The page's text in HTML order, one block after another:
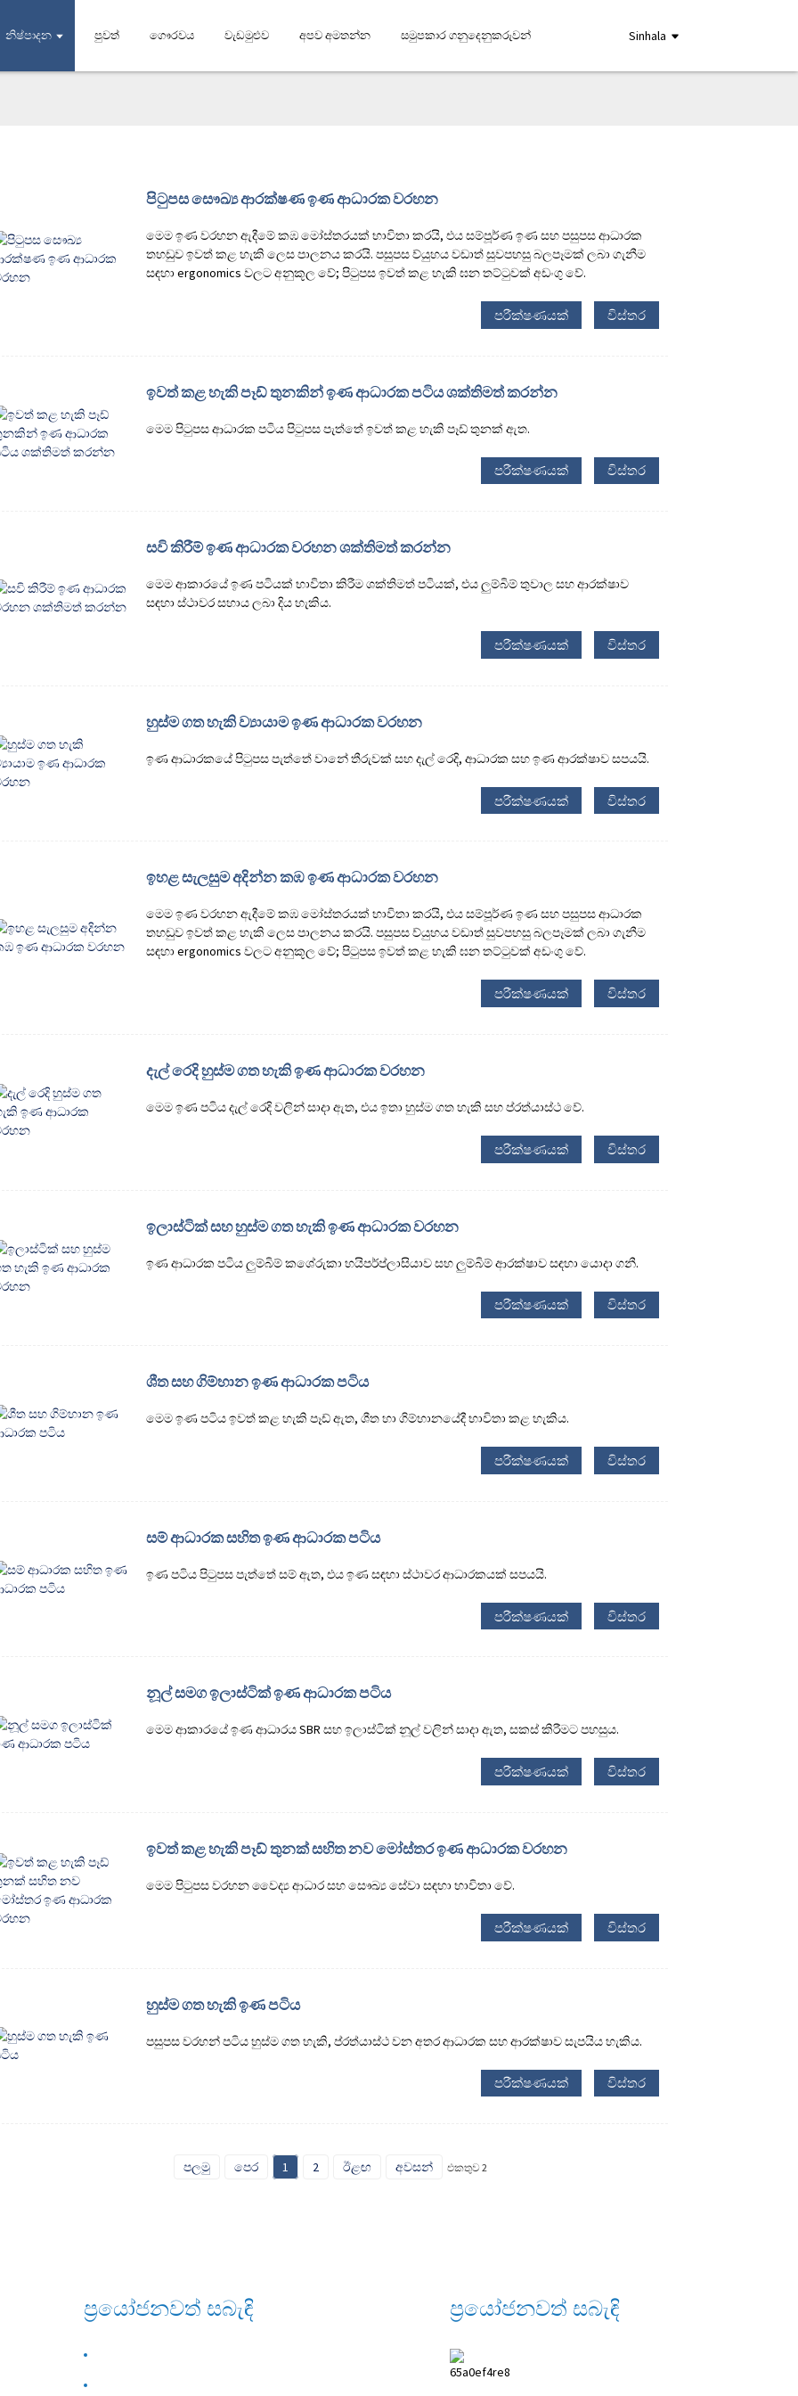
නිෂ්පාදන පුවත් ගෞරවය වැඩමුළුව අපව අමතන්න සමුපකාර ගනුදෙනුකරුවන් Sinhala
පිටුපස සෞඛ්‍ය ආරක්ෂණ ඉණ ආධාරක වරහන
මෙම ඉණ වරහන ඇදීමේ කඹ මෝස්තරයක් භාවිතා කරයි, එය සම්පූර්ණ ඉණ සහ පසුපස ආධාරක
තහඩුව ඉවත් කළ හැකි ලෙස පාලනය කරයි. පසුපස ව්යුහය වඩාත් සුවපහසු බලපෑමක් ලබා ගැනීම
සඳහා ergonomics වලට අනුකූල වේ; පිටුපස ඉවත් කළ හැකි ඝන තට්ටුවක් අඩංගු වේ.
පරීක්ෂණයක් විස්තර
ඉවත් කළ හැකි පෑඩ් තුනකින් ඉණ ආධාරක පටිය ශක්තිමත් කරන්න
මෙම පිටුපස ආධාරක පටිය පිටුපස පැත්තේ ඉවත් කළ හැකි පෑඩ් තුනක් ඇත.
පරීක්ෂණයක් විස්තර
සවි කිරීම් ඉණ ආධාරක වරහන ශක්තිමත් කරන්න
මෙම ආකාරයේ ඉණ පටියක් භාවිතා කිරීම ශක්තිමත් පටියක්, එය ලුම්බිම් තුවාල සහ ආරක්ෂාව
සඳහා ස්ථාවර සහාය ලබා දිය හැකිය.
පරීක්ෂණයක් විස්තර
හුස්ම ගත හැකි ව්‍යායාම ඉණ ආධාරක වරහන
ඉණ ආධාරකයේ පිටුපස පැත්තේ වානේ තීරුවක් සහ දැල් රෙදි, ආධාරක සහ ඉණ ආරක්ෂාව සපයයි.
පරීක්ෂණයක් විස්තර
ඉහළ සැලසුම අදින්න කඹ ඉණ ආධාරක වරහන
මෙම ඉණ වරහන ඇදීමේ කඹ මෝස්තරයක් භාවිතා කරයි, එය සම්පූර්ණ ඉණ සහ පසුපස ආධාරක
තහඩුව ඉවත් කළ හැකි ලෙස පාලනය කරයි. පසුපස ව්යුහය වඩාත් සුවපහසු බලපෑමක් ලබා ගැනීම
සඳහා ergonomics වලට අනුකූල වේ; පිටුපස ඉවත් කළ හැකි ඝන තට්ටුවක් අඩංගු වේ.
පරීක්ෂණයක් විස්තර
දැල් රෙදි හුස්ම ගත හැකි ඉණ ආධාරක වරහන
මෙම ඉණ පටිය දැල් රෙදි වලින් සාදා ඇත, එය ඉතා හුස්ම ගත හැකි සහ ප්රත්යාස්ථ වේ.
පරීක්ෂණයක් විස්තර
ඉලාස්ටික් සහ හුස්ම ගත හැකි ඉණ ආධාරක වරහන
ඉණ ආධාරක පටිය ලුම්බිම් කශේරුකා හයිපර්ප්ලාසියාව සහ ලුම්බිම් ආරක්ෂාව සඳහා යොදා ගනී.
පරීක්ෂණයක් විස්තර
ශීත සහ ගිම්හාන ඉණ ආධාරක පටිය
මෙම ඉණ පටිය ඉවත් කළ හැකි පෑඩ් ඇත, ශීත හා ගිම්හානයේදී භාවිතා කළ හැකිය.
පරීක්ෂණයක් විස්තර
සම් ආධාරක සහිත ඉණ ආධාරක පටිය
ඉණ පටිය පිටුපස පැත්තේ සම් ඇත, එය ඉණ සඳහා ස්ථාවර ආධාරකයක් සපයයි.
පරීක්ෂණයක් විස්තර
නූල් සමග ඉලාස්ටික් ඉණ ආධාරක පටිය
මෙම ආකාරයේ ඉණ ආධාරය SBR සහ ඉලාස්ටික් නූල් වලින් සාදා ඇත, සකස් කිරීමට පහසුය.
පරීක්ෂණයක් විස්තර
ඉවත් කළ හැකි පෑඩ් තුනක් සහිත නව මෝස්තර ඉණ ආධාරක වරහන
මෙම පිටුපස වරහන වෛද්‍ය ආධාර සහ සෞඛ්‍ය සේවා සඳහා භාවිතා වේ.
පරීක්ෂණයක් විස්තර
හුස්ම ගත හැකි ඉණ පටිය
පසුපස වරහන් පටිය හුස්ම ගත හැකි, ප්රත්යාස්ථ වන අතර ආධාරක සහ ආරක්ෂාව සැපයිය හැකිය.
පරීක්ෂණයක් විස්තර
පලමු පෙර 1 2 ඊළඟ අවසන් එකතුව 2
ප්‍රයෝජනවත් සබැඳි ප්‍රයෝජනවත් සබැඳි